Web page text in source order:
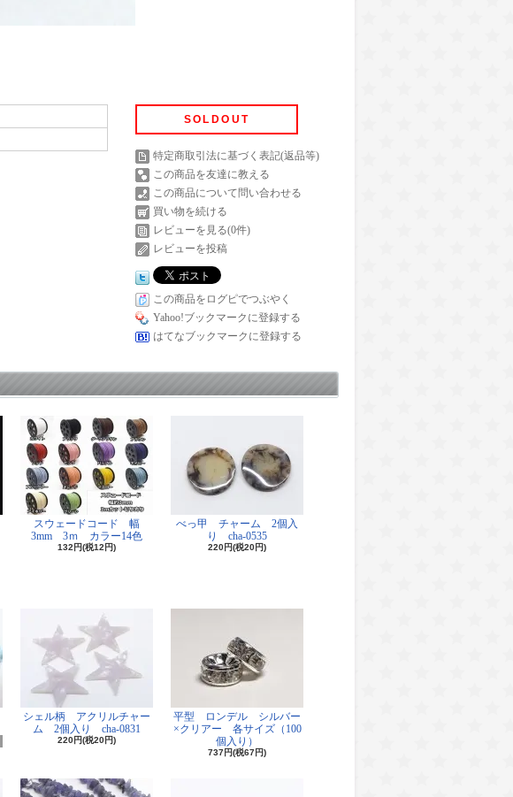
SOLDOUT
特定商取引法に基づく表記(返品等)
この商品を友達に教える
この商品について問い合わせる
買い物を続ける
レビューを見る(0件)
レビューを投稿
この商品をログピでつぶやく
Yahoo!ブックマークに登録する
はてなブックマークに登録する
スウェードコード 幅
3mm 3ｍ カラー14色
132円(税12円)
べっ甲 チャーム 2個入
り cha-0535
220円(税20円)
シェル柄 アクリルチャー
ム 2個入り cha-0831
220円(税20円)
平型 ロンデル シルバー
×クリアー 各サイズ（100
個入り）
737円(税67円)